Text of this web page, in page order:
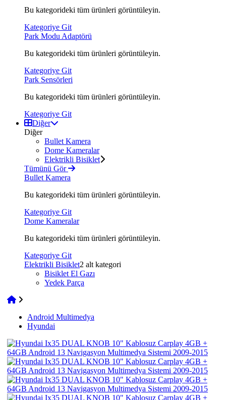
Bu kategorideki tüm ürünleri görüntüleyin.
Kategoriye Git
Park Modu Adaptörü
Bu kategorideki tüm ürünleri görüntüleyin.
Kategoriye Git
Park Sensörleri
Bu kategorideki tüm ürünleri görüntüleyin.
Kategoriye Git
Diğer
Diğer
Bullet Kamera
Dome Kameralar
Elektrikli Bisiklet
Tümünü Gör
Bullet Kamera
Bu kategorideki tüm ürünleri görüntüleyin.
Kategoriye Git
Dome Kameralar
Bu kategorideki tüm ürünleri görüntüleyin.
Kategoriye Git
Elektrikli Bisiklet2 alt kategori
Bisiklet El Gazı
Yedek Parça
Android Multimedya
Hyundai